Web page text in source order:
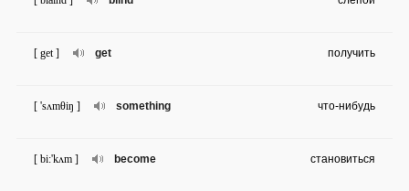
get
[ get ] получить
something
[ 'sʌmθiŋ ] что-нибудь
become
[ bi:'kʌm ] становиться